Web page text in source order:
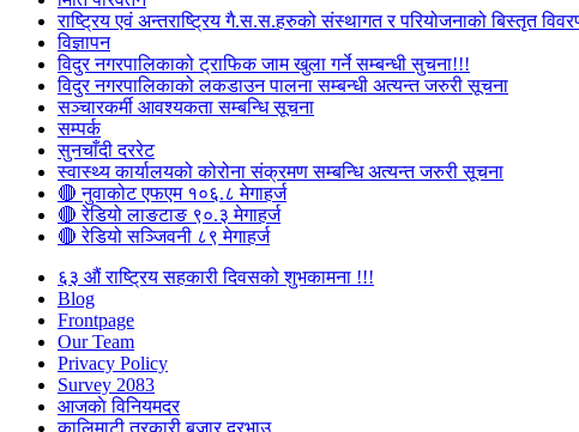
राष्ट्रिय एवं अन्तराष्ट्रिय गै.स.स.हरुको संस्थागत र परियोजनाको बिस्तृत
विज्ञापन
विदुर नगरपालिकाको ट्राफिक जाम खुला गर्ने सम्बन्धी सुचना!!!
विदुर नगरपालिकाको लकडाउन पालना सम्बन्धी अत्यन्त जरुरी सूचना
सञ्चारकर्मी आवश्यकता सम्बन्धि सूचना
सम्पर्क
सुनचाँदी दररेट
स्वास्थ्य कार्यालयको कोरोना संक्रमण सम्बन्धि अत्यन्त जरुरी सूचना
🔴 नुवाकोट एफएम १०६.८ मेगाहर्ज
🔴 रेडियो लाङटाङ ९०.३ मेगाहर्ज
🔴 रेडियो सञ्जिवनी ८९ मेगाहर्ज
६३ औं राष्ट्रिय सहकारी दिवसको शुभकामना !!!
Blog
Frontpage
Our Team
Privacy Policy
Survey 2083
आजकाे विनियमदर